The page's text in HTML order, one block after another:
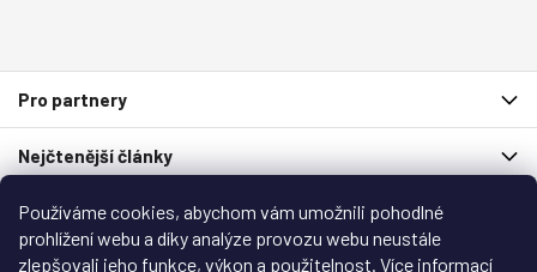
Používáme cookies, abychom vám umožnili pohodlné
prohlížení webu a díky analýze provozu webu neustále
zlepšovali jeho funkce, výkon a použitelnost. Více informací
p
t
Pro partnery
Nejčtenější články
Spolupracují s námi